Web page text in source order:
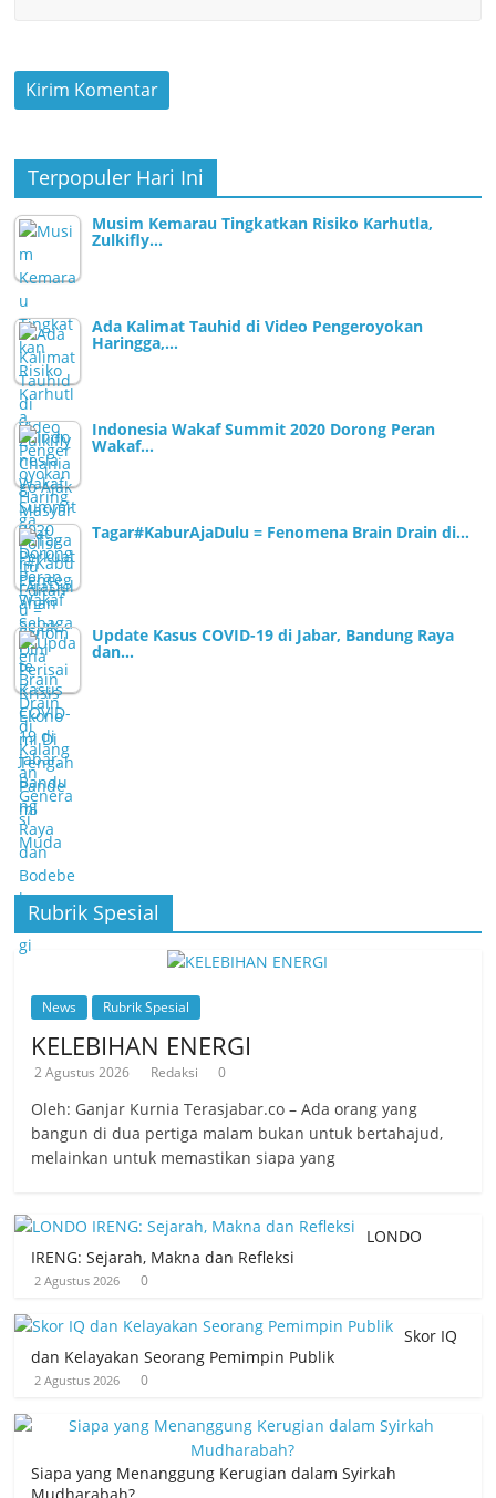
Terpopuler Hari Ini
Musim Kemarau Tingkatkan Risiko Karhutla,
Zulkifly…
Ada Kalimat Tauhid di Video Pengeroyokan
Haringga,…
Indonesia Wakaf Summit 2020 Dorong Peran
Wakaf…
Tagar#KaburAjaDulu = Fenomena Brain Drain di…
Update Kasus COVID-19 di Jabar, Bandung Raya
dan…
Rubrik Spesial
News Rubrik Spesial
KELEBIHAN ENERGI
2 Agustus 2026 Redaksi 0
Oleh: Ganjar Kurnia Terasjabar.co – Ada orang yang
bangun di dua pertiga malam bukan untuk bertahajud,
melainkan untuk memastikan siapa yang
LONDO
IRENG: Sejarah, Makna dan Refleksi
2 Agustus 2026 0
Skor IQ
dan Kelayakan Seorang Pemimpin Publik
2 Agustus 2026 0
Siapa yang Menanggung Kerugian dalam Syirkah